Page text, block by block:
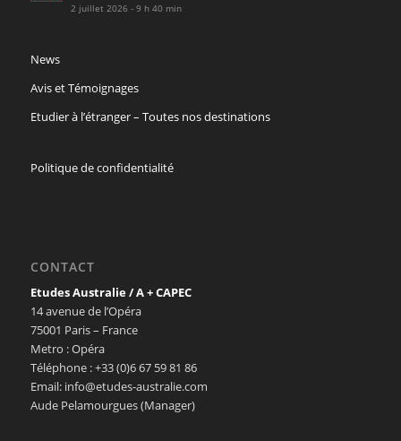
2 juillet 2026 - 9 h 40 min
News
Avis et Témoignages
Etudier à l’étranger – Toutes nos destinations
Politique de confidentialité
CONTACT
Etudes Australie / A + CAPEC
14 avenue de l’Opéra
75001 Paris – France
Metro : Opéra
Téléphone : +33 (0)6 67 59 81 86
Email: info@etudes-australie.com
Aude Pelamourgues (Manager)